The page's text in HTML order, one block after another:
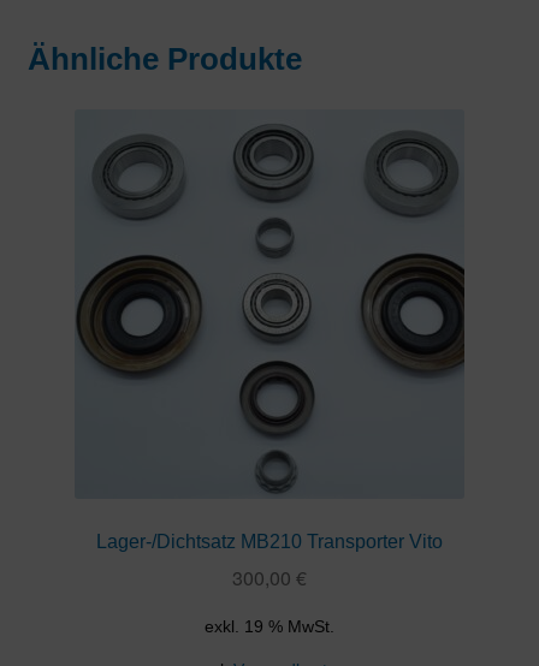
Ähnliche Produkte
Lager-/Dichtsatz MB210 Transporter Vito
300,00 €
exkl. 19 % MwSt.